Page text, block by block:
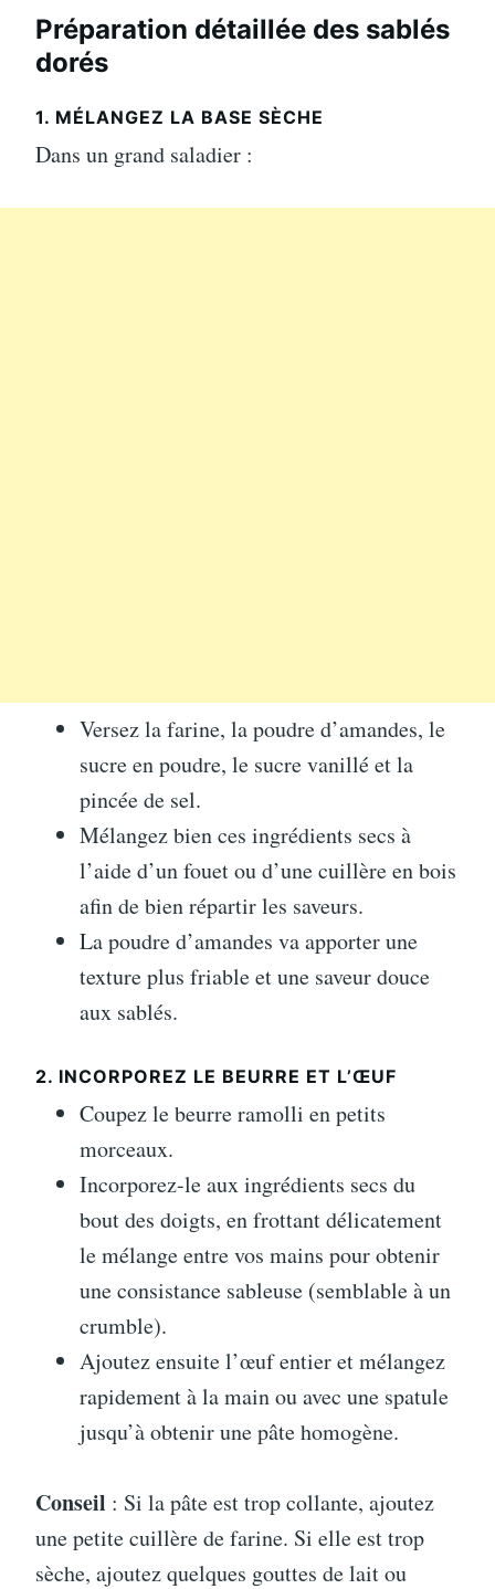
Préparation détaillée des sablés
dorés
1. MÉLANGEZ LA BASE SÈCHE
Dans un grand saladier :
Versez la farine, la poudre d’amandes, le
sucre en poudre, le sucre vanillé et la
pincée de sel.
Mélangez bien ces ingrédients secs à
l’aide d’un fouet ou d’une cuillère en bois
afin de bien répartir les saveurs.
La poudre d’amandes va apporter une
texture plus friable et une saveur douce
aux sablés.
2. INCORPOREZ LE BEURRE ET L’ŒUF
Coupez le beurre ramolli en petits
morceaux.
Incorporez-le aux ingrédients secs du
bout des doigts, en frottant délicatement
le mélange entre vos mains pour obtenir
une consistance sableuse (semblable à un
crumble).
Ajoutez ensuite l’œuf entier et mélangez
rapidement à la main ou avec une spatule
jusqu’à obtenir une pâte homogène.
Conseil : Si la pâte est trop collante, ajoutez
une petite cuillère de farine. Si elle est trop
sèche, ajoutez quelques gouttes de lait ou